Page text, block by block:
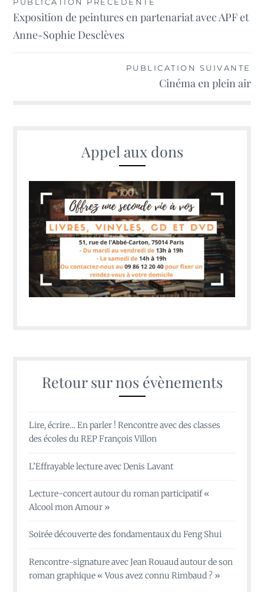
Navigation
de
l’article
PUBLICATION PRÉCÉDENTE
Exposition de peintures en partenariat avec APF et
Anne-Sophie Desclèves
PUBLICATION SUIVANTE
Cinéma en plein air
Appel aux dons
Retour sur nos évènements
Lire, écrire… En parler ! Rencontre avec des classes
des écoles du REP François Villon
L’Effrayable lecture avec Denis Lavant
Lecture-concert autour du roman participatif «
Alcool mon Amour »
Soirée découverte des fondamentaux du Feng Shui
Rencontre-signature avec Jean Rouaud autour de son
roman graphique « Vous avez connu Rimbaud ? »